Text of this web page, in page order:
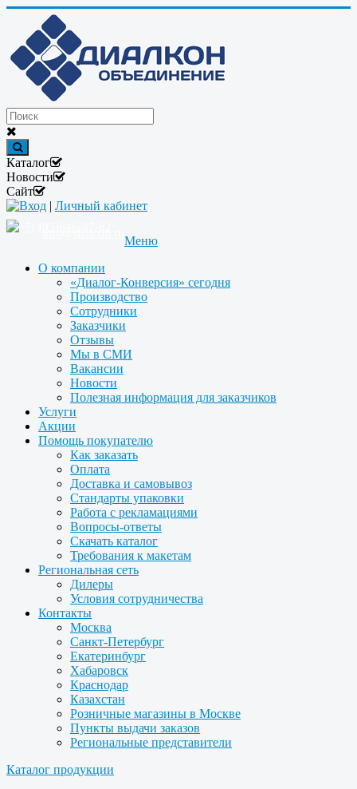
Каталог
Новости
Сайт
Вход | Личный кабинет
Меню
О компании
«Диалог-Конверсия» сегодня
Производство
Сотрудники
Заказчики
Отзывы
Мы в СМИ
Вакансии
Новости
Полезная информация для заказчиков
Услуги
Акции
Помощь покупателю
Как заказать
Оплата
Доставка и самовывоз
Стандарты упаковки
Работа с рекламациями
Вопросы-ответы
Скачать каталог
Требования к макетам
Региональная сеть
Дилеры
Условия сотрудничества
Контакты
Москва
Санкт-Петербург
Екатеринбург
Хабаровск
Краснодар
Казахстан
Розничные магазины в Москве
Пункты выдачи заказов
Региональные представители
Каталог продукции